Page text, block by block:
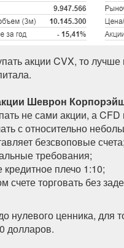
акции CVX, то
Шеврон
не сами акции, а
с относительно
безсвоповые счета;
требования;
плечо 1:10;
счете торговать без
нулевого ценника,
долларов.